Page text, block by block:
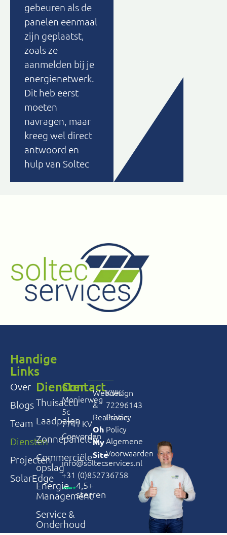
gebeuren als de
panelen eenmaal
zijn geplaatst,
zoals ze
aanmelden bij je
energienetwerk.
Dit heb eerst
moeten
navragen, maar
kreeg wel direct
antwoord en
hulp van Soltec
Handige
Links
Over
Blogs
Team
Diensten
Projecten
SolarEdge
Diensten
Thuisaccu
Laadpalen
Zonnepanelen
Commerciële
opslag
Energie
Management
Service &
Onderhoud
Contact
Monierweg
5c
7741 KV
Coevorden
info@soltecservices.nl
+31 (0)852736758
4,5+
sterren
Webdesign
&
Realisatie:
Oh
My
Site
KVK:
72296143
Privacy
Policy
Algemene
Voorwaarden